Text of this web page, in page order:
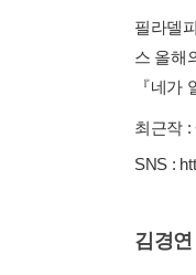
필라델
스 올해
『네가
최근작 :
SNS :
김경연